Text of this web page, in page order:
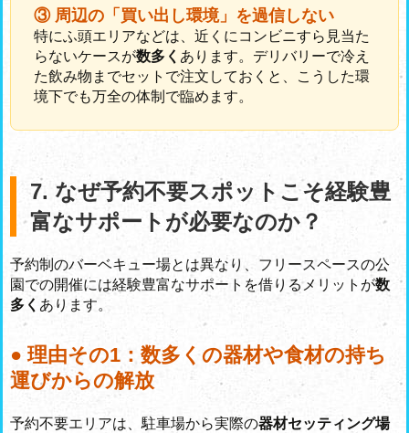
③ 周辺の「買い出し環境」を過信しない
特にふ頭エリアなどは、近くにコンビニすら見当た
らないケースが数多く あります。デリバリーで冷え
た飲み物までセットで注文しておくと、こうした環
境下でも万全の体制で臨めます。
7. なぜ予約不要スポットこそ経験豊
富なサポートが必要なのか？
予約制のバーベキュー場とは異なり、フリースペースの公
園での開催には経験豊富なサポートを借りるメリットが数
多く あります。
● 理由その1：数多くの器材や食材の持ち
運びからの解放
予約不要エリアは、駐車場から実際の器材セッティング場